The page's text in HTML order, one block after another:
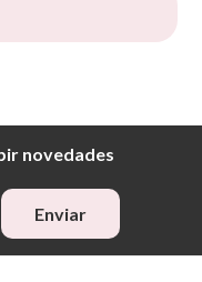
novedades
Enviar